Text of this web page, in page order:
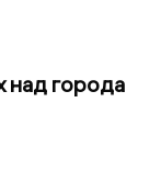
над города